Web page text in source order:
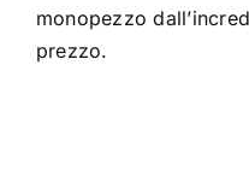
monopezzo
prezzo.